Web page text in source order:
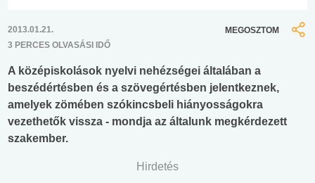
2013.01.21.
3 PERCES OLVASÁSI IDŐ
MEGOSZTOM
A középiskolások nyelvi nehézségei általában a
beszédértésben és a szövegértésben jelentkeznek,
amelyek zömében szókincsbeli hiányosságokra
vezethetők vissza - mondja az általunk megkérdezett
szakember.
Hirdetés